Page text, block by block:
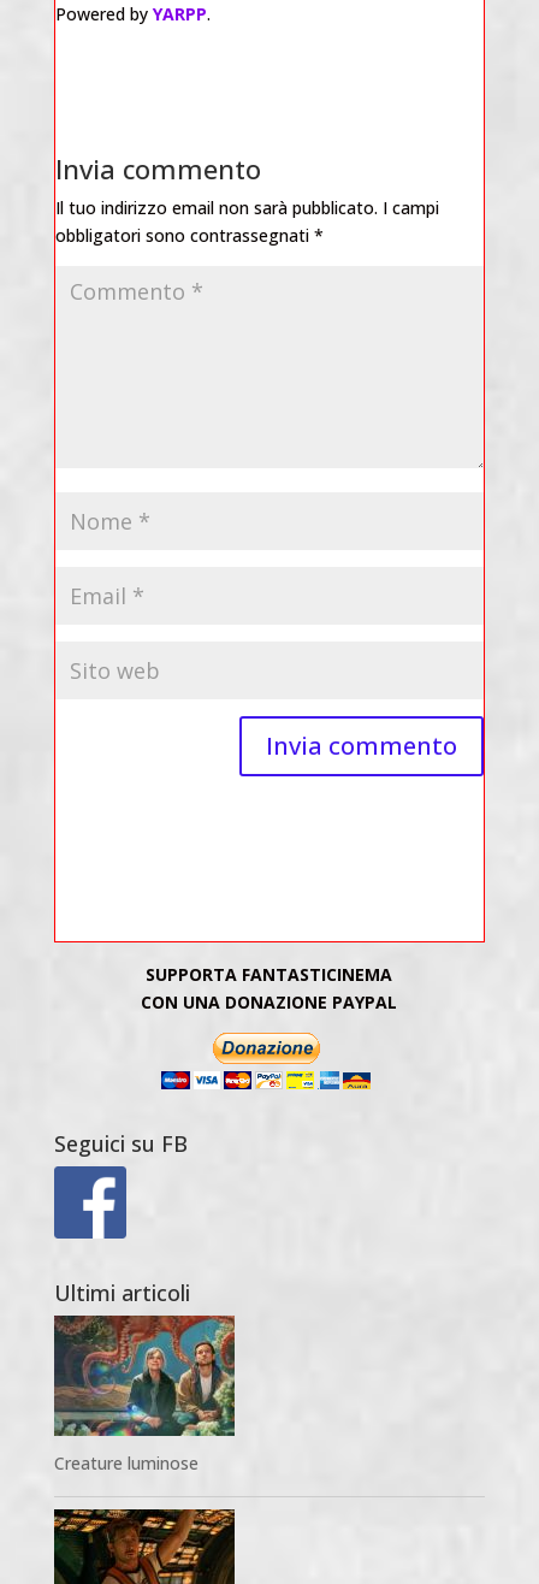
Powered by YARPP.
Invia commento
Il tuo indirizzo email non sarà pubblicato. I campi
obbligatori sono contrassegnati *
SUPPORTA FANTASTICINEMA
CON UNA DONAZIONE PAYPAL
Seguici su FB
Ultimi articoli
Creature luminose